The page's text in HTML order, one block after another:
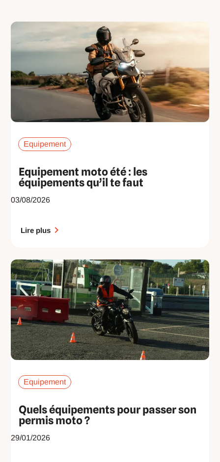
Equipement
Equipement moto été : les
équipements qu’il te faut
03/08/2026
Lire plus
Equipement
Quels équipements pour passer son
permis moto ?
29/01/2026